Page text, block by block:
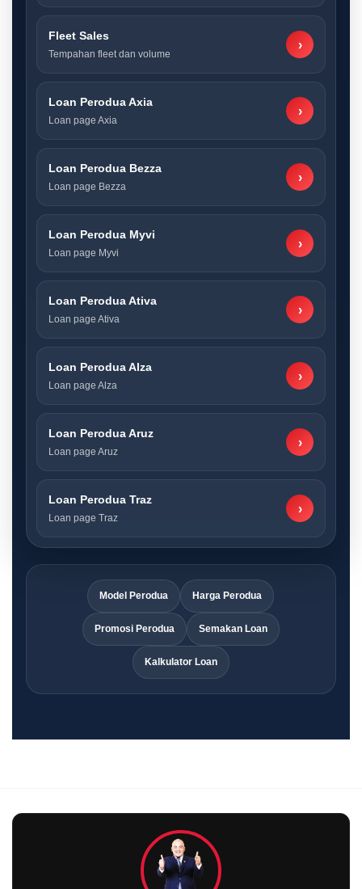
Fleet Sales
Tempahan fleet dan volume
›
Loan Perodua Axia
Loan page Axia
›
Loan Perodua Bezza
Loan page Bezza
›
Loan Perodua Myvi
Loan page Myvi
›
Loan Perodua Ativa
Loan page Ativa
›
Loan Perodua Alza
Loan page Alza
›
Loan Perodua Aruz
Loan page Aruz
›
Loan Perodua Traz
Loan page Traz
›
Model Perodua Harga Perodua
Promosi Perodua Semakan Loan
Kalkulator Loan